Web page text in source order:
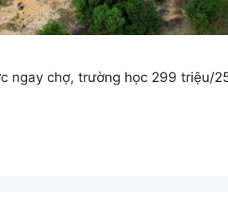
ngay chợ, trường học 299 triệu/